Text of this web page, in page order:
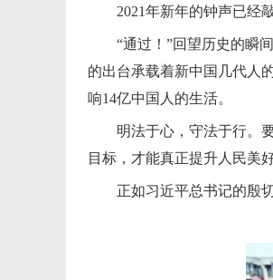
2021年新年的钟声已经
“通过！”回望历史的瞬
的出台承载着新中国几代人
响14亿中国人的生活。
明法于心，守法于行。
目标，才能真正提升人民美
正如习近平总书记的殷